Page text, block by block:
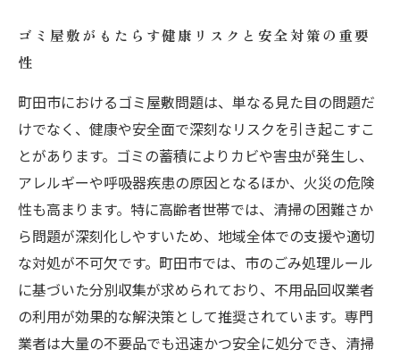
ゴミ屋敷がもたらす健康リスクと安全対策の重要
性
町田市におけるゴミ屋敷問題は、単なる見た目の問題だ
けでなく、健康や安全面で深刻なリスクを引き起こすこ
とがあります。ゴミの蓄積によりカビや害虫が発生し、
アレルギーや呼吸器疾患の原因となるほか、火災の危険
性も高まります。特に高齢者世帯では、清掃の困難さか
ら問題が深刻化しやすいため、地域全体での支援や適切
な対処が不可欠です。町田市では、市のごみ処理ルール
に基づいた分別収集が求められており、不用品回収業者
の利用が効果的な解決策として推奨されています。専門
業者は大量の不要品でも迅速かつ安全に処分でき、清掃